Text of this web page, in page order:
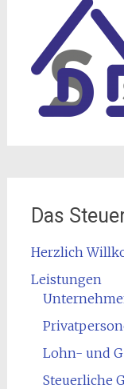
Das
Herzlich
Leistungen
Lohn- und
Steuerliche